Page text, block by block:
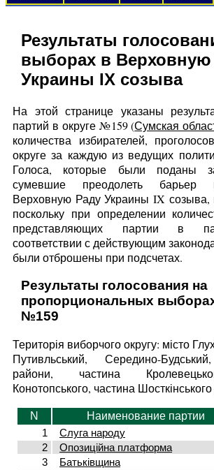
Результаты
выборах в Верховную
Украины IX созыва
На этой странице указаны
партий в округе №159 (Сумская
количества избирателей,
округе за каждую из ведущих
Голоса, которые были поданы
сумевшие преодолеть барьер
Верховную Раду Украины IX созыва,
поскольку при определении
представляющих партии в
соответствии с действующим
были отброшены при подсчетах.
Результаты голосования на
пропорциональных
№159
Територія виборчого округу: місто
Путивльський, Середино-
райони, частина
Конотопського, частина
N Наименование партии
1
Слуга народу
2
Опозиційна платформа
3
Батьківщина